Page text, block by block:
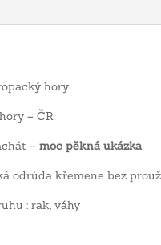
hory
– ČR
– moc pěkná ukázka
odrůda křemene bez
: rak, váhy